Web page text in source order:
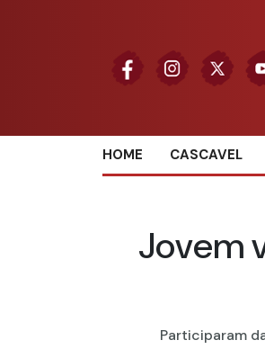
HOME CASCAVEL
Jovem
Participaram